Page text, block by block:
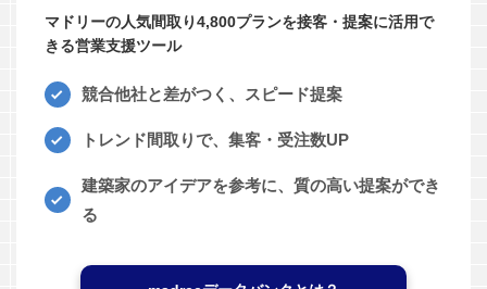
マドリーの人気間取り4,800プランを接客・提案に活用で
きる営業支援ツール
競合他社と差がつく、スピード提案
トレンド間取りで、集客・受注数UP
建築家のアイデアを参考に、質の高い提案ができ
る